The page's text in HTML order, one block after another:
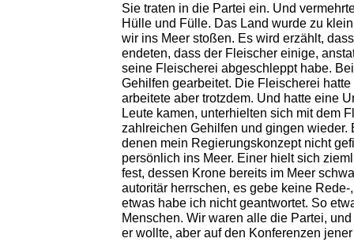
Sie traten in die Partei ein. Und
Hülle und Fülle. Das Land wurde zu
wir ins Meer stoßen. Es wird erzählt,
endeten, dass der Fleischer einige,
seine Fleischerei abgeschleppt habe.
Gehilfen gearbeitet. Die Fleischerei
arbeitete aber trotzdem. Und hatte eine
Leute kamen, unterhielten sich mit dem
zahlreichen Gehilfen und gingen wieder.
denen mein Regierungskonzept nicht
persönlich ins Meer. Einer hielt sich
fest, dessen Krone bereits im Meer
autoritär herrschen, es gebe keine
etwas habe ich nicht geantwortet. So
Menschen. Wir waren alle die Partei,
er wollte, aber auf den Konferenzen